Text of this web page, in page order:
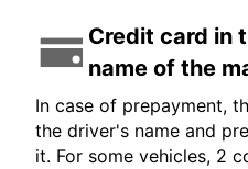
Credit card in
name of the
In case of prepayment,
the driver's name and
it. For some vehicles, 2